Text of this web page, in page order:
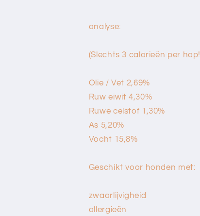
analyse:
(Slechts 3 calorieën per
Olie / Vet 2,69%
Ruw eiwit 4,30%
Ruwe celstof 1,30%
As 5,20%
Vocht 15,8%
Geschikt voor honden met:
zwaarlijvigheid
allergieën